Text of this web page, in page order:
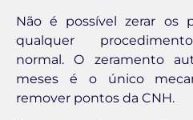
Não é possível zerar os
qualquer
normal. O zeramento
meses é o único
remover pontos da CNH.